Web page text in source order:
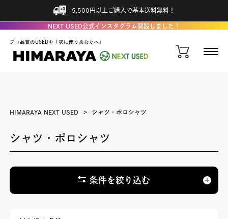
5,500円以上ご購入で基本送料無料！
NEXT USED公式インスタグラム開設しました！
プロ品質のUSEDを「次に使うあなたへ」
HIMARAYA NEXT USED シャツ・ポロシャツ
シャツ・ポロシャツ
条件を絞り込む